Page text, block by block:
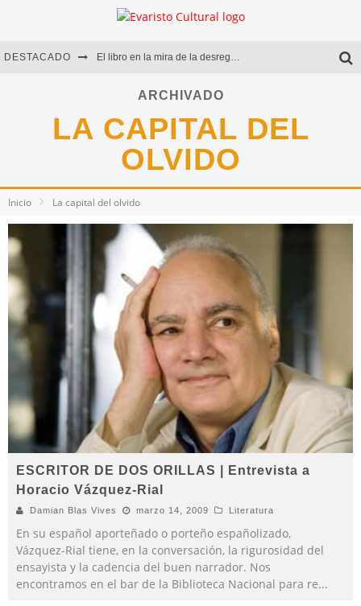
DESTACADO El libro en la mira de la desregulación
Marcelo Rubio | El llovedor
Diego Meret | Hotel Acapulco
Alejandra Correa | La nieve
ARCHIVADO
LA CAPITAL DEL
OLVIDO
Inicio La capital del olvido
ESCRITOR DE DOS ORILLAS | Entrevista a
Horacio Vázquez-Rial
Damian Blas Vives marzo 14, 2009 Literatura
En su español aporteñado o porteño españolizado,
Vázquez-Rial tiene, en la conversación, la rigurosidad del
ensayista y la cadencia del buen narrador. Nos
encontramos en el bar de la Biblioteca Nacional para re...